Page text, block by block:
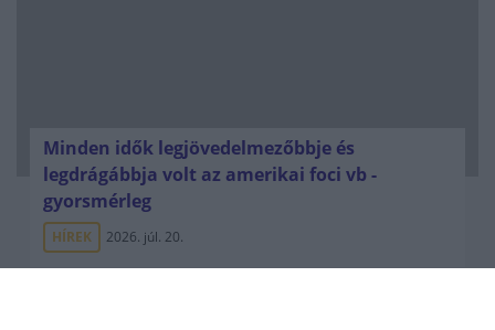
Minden idők legjövedelmezőbbje és
legdrágábbja volt az amerikai foci vb -
gyorsmérleg
HÍREK 2026. júl. 20.